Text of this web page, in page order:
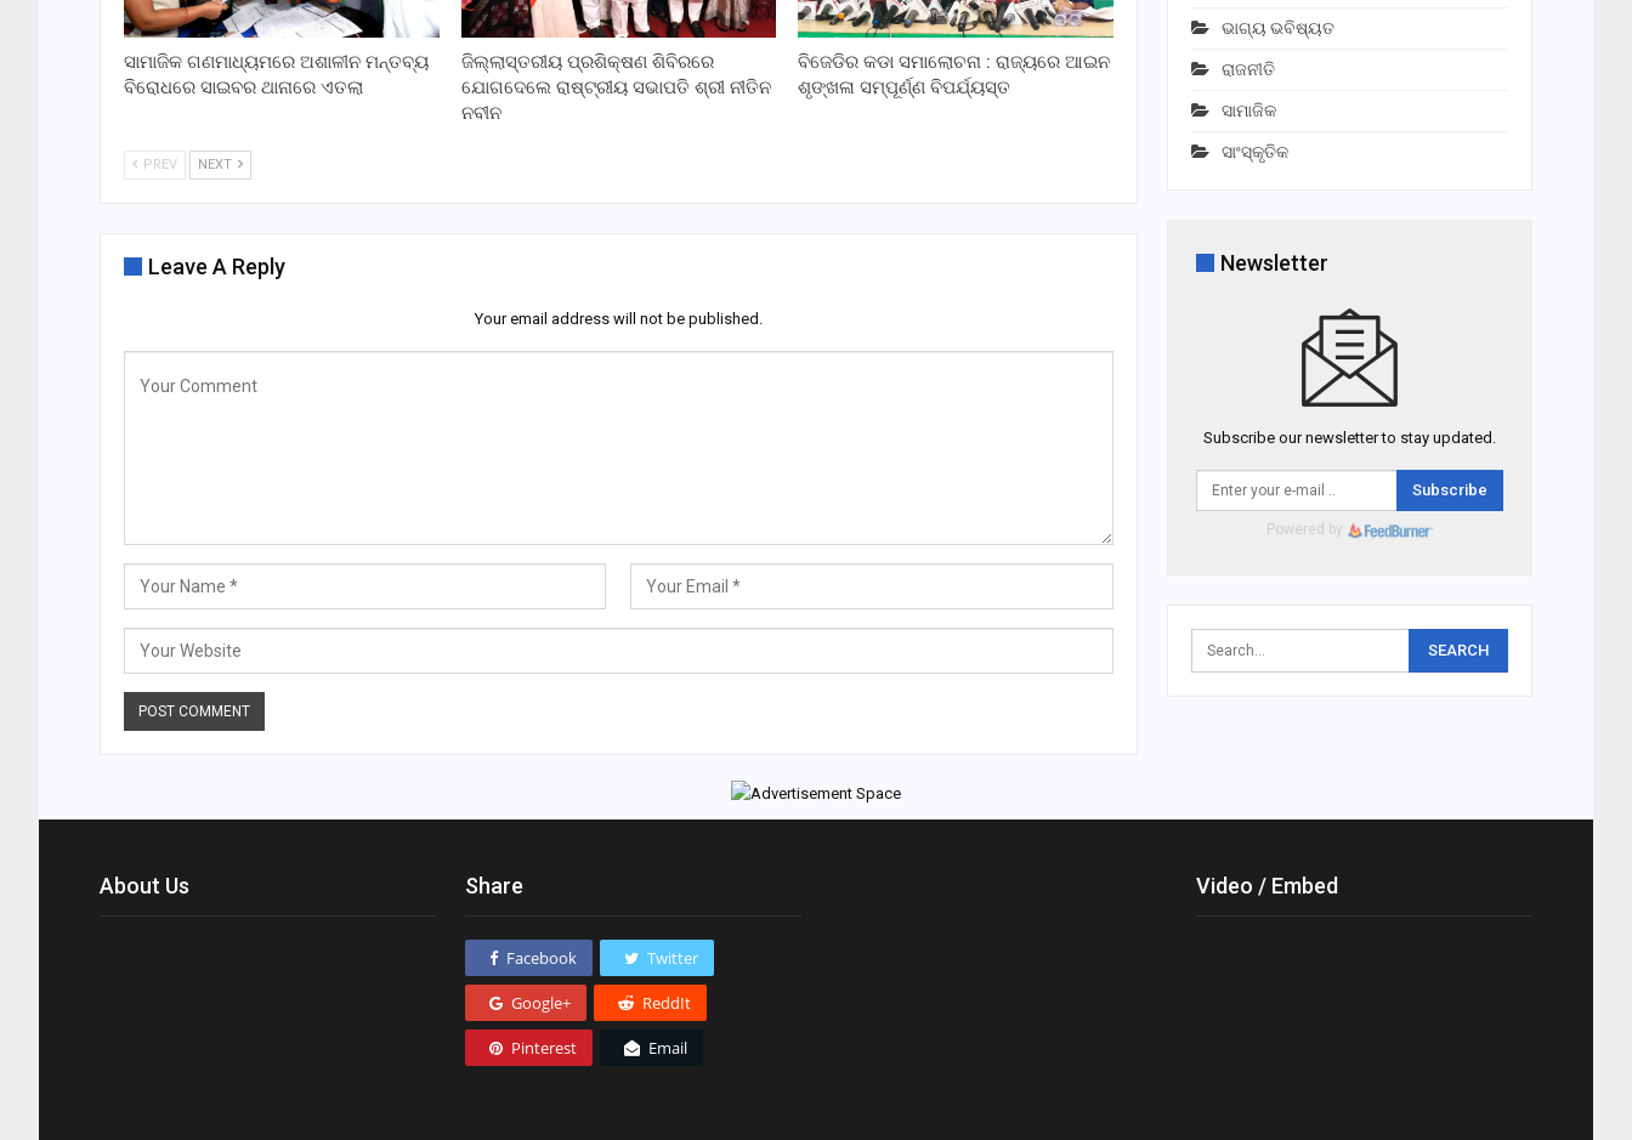
ସାମାଜିକ ଗଣମାଧ୍ୟମରେ ଅଶାଳୀନ ମନ୍ତବ୍ୟ
ବିରୋଧରେ ସାଇବର ଥାନାରେ ଏତଲା
ଜିଲ୍ଲାସ୍ତରୀୟ ପ୍ରଶିକ୍ଷଣ ଶିବିରରେ
ଯୋଗଦେଲେ ରାଷ୍ଟ୍ରୀୟ ସଭାପତି ଶ୍ରୀ ନୀତିନ
ନବୀନ
ବିଜେଡିର କଡା ସମାଲୋଚନା : ରାଜ୍ୟରେ ଆଇନ
ଶୃଙ୍ଖଳା ସମ୍ପୂର୍ଣ୍ଣ ବିପର୍ଯ୍ୟସ୍ତ
PREV NEXT
Leave A Reply
Your email address will not be published.
ଭାଗ୍ୟ ଭବିଷ୍ୟତ
ରାଜନୀତି
ସାମାଜିକ
ସାଂସ୍କୃତିକ
Newsletter
Subscribe our newsletter to stay updated.
Subscribe
Powered by
About Us Share
Facebook Twitter
Google+ ReddIt
Pinterest Email
Video / Embed